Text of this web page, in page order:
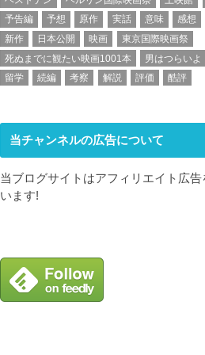
予告編
予想 原作 実話 意味 感想
新作
日本公開 映画
東京国際映画祭
死ぬまでに観たい映画1001本
男はつらいよ
留学
続編 考察 解説 評価 酷評
当チャンネルの広告について
当ブログサイトはアフィリエイト広告
います!